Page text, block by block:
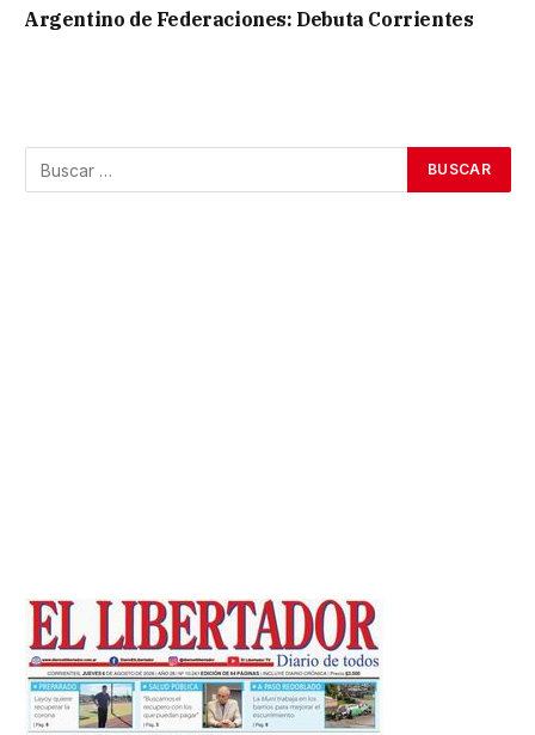
Argentino de Federaciones: Debuta Corrientes